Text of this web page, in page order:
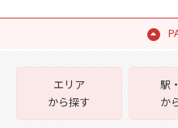
エリア
から探す
駅
か